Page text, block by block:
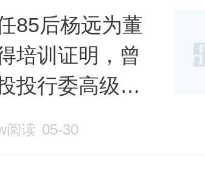
85后杨远为董
培训证明，曾
投行委高级经
阅读 05-30